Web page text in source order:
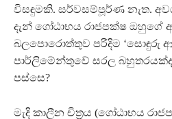
විසඳුමකි. සර්වසම්පූර්ණ නැත.
දැන් ගෝඨාභය රාජපක්ෂ ඔහුගේ
බලපොරොත්තුව පරිදිම ‘සොඳුරු
පාර්ලිමේන්තුවේ සරල
පස්සෙ?‍
මැදි කාලීන චිත‍්‍රය (ගෝඨාභය